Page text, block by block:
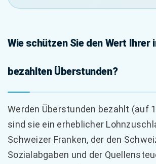
Wie schützen Sie den Wert Ihrer
bezahlten Überstunden?
Werden Überstunden bezahlt (auf
sind sie ein erheblicher
Schweizer Franken, der den
Sozialabgaben und der